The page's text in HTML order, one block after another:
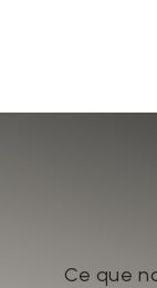
Ce que